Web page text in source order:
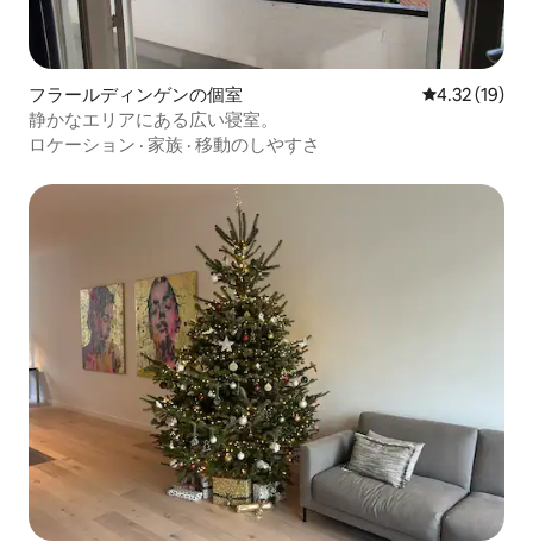
フラールディンゲンの個室 レビュー19
4.32 (19)
静かなエリアにある広い寝室。
ロケーション · 家族 · 移動のしやすさ